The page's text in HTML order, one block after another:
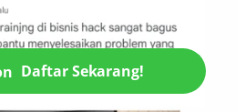
Daftar Sekarang!